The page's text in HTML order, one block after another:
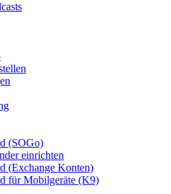
(SOGo)
einrichten
(Exchange Konten)
für Mobilgeräte (K9)